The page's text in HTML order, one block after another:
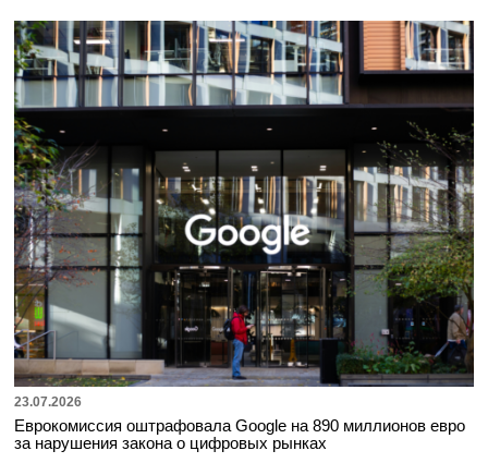
23.07.2026
Еврокомиссия оштрафовала Google на 890 миллионов евро
за нарушения закона о цифровых рынках